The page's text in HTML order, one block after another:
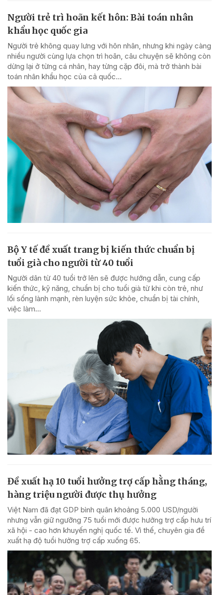
Người trẻ trì hoãn kết hôn: Bài toán nhân
khẩu học quốc gia
Người trẻ không quay lưng với hôn nhân, nhưng khi ngày càng
nhiều người cùng lựa chọn trì hoãn, câu chuyện sẽ không còn
dừng lại ở từng cá nhân, hay từng cặp đôi, mà trở thành bài
toán nhân khẩu học của cả quốc...
Bộ Y tế đề xuất trang bị kiến thức chuẩn bị
tuổi già cho người từ 40 tuổi
Người dân từ 40 tuổi trở lên sẽ được hướng dẫn, cung cấp
kiến thức, kỹ năng, chuẩn bị cho tuổi già từ khi còn trẻ, như
lối sống lành mạnh, rèn luyện sức khỏe, chuẩn bị tài chính,
việc làm...
Đề xuất hạ 10 tuổi hưởng trợ cấp hằng tháng,
hàng triệu người được thụ hưởng
Việt Nam đã đạt GDP bình quân khoảng 5.000 USD/người
nhưng vẫn giữ ngưỡng 75 tuổi mới được hưởng trợ cấp hưu trí
xã hội - cao hơn khuyến nghị quốc tế. Vì thế, chuyên gia đề
xuất hạ độ tuổi hưởng trợ cấp xuống 65.